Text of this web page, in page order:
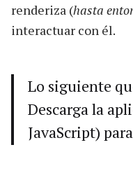
renderiza (hasta
interactuar con él.
Lo siguiente
Descarga la
JavaScript)